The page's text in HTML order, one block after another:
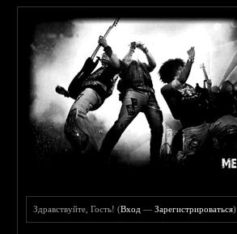
Здравствуйте, Гость! (Вход —Зарегистрироваться)